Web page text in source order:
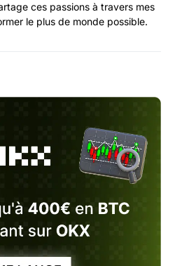
ces passions à travers mes
le plus de monde possible.